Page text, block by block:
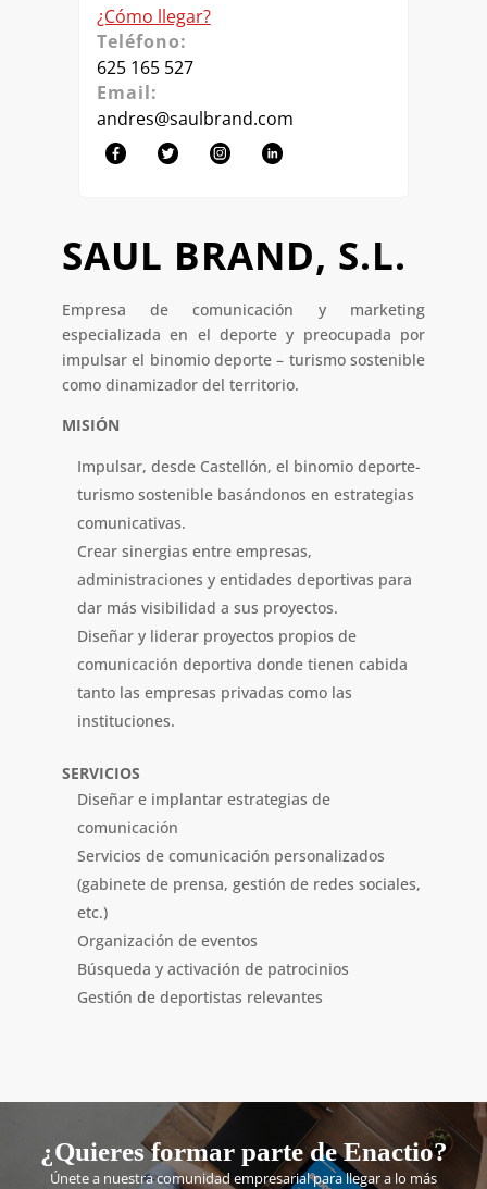
SAUL BRAND, S.L.
Empresa de comunicación y marketing
especializada en el deporte y preocupada por
impulsar el binomio deporte – turismo sostenible
como dinamizador del territorio.
MISIÓN
Impulsar, desde Castellón, el binomio deporte-
turismo sostenible basándonos en estrategias
comunicativas.
Crear sinergias entre empresas,
administraciones y entidades deportivas para
dar más visibilidad a sus proyectos.
Diseñar y liderar proyectos propios de
comunicación deportiva donde tienen cabida
tanto las empresas privadas como las
instituciones.
SERVICIOS
Diseñar e implantar estrategias de
comunicación
Servicios de comunicación personalizados
(gabinete de prensa, gestión de redes sociales,
etc.)
Organización de eventos
Búsqueda y activación de patrocinios
Gestión de deportistas relevantes
¿Cómo llegar?
Teléfono:
625 165 527
Email:
andres@saulbrand.com
¿Quieres formar parte de Enactio?
Únete a nuestra comunidad empresarial para llegar a lo más